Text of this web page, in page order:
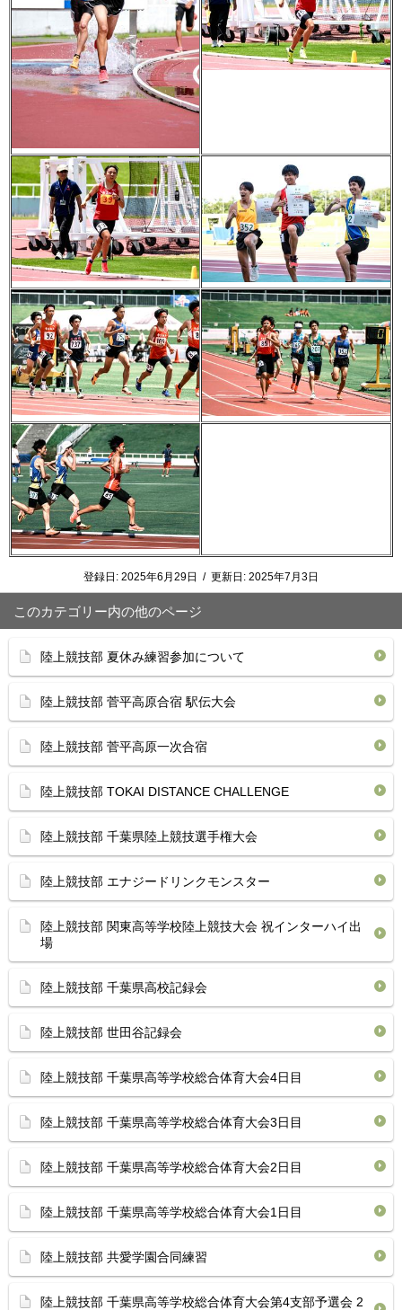
登録日: 2025年6月29日 / 更新日: 2025年7月3日
このカテゴリー内の他のページ
陸上競技部 夏休み練習参加について
陸上競技部 菅平高原合宿 駅伝大会
陸上競技部 菅平高原一次合宿
陸上競技部 TOKAI DISTANCE CHALLENGE
陸上競技部 千葉県陸上競技選手権大会
陸上競技部 エナジードリンクモンスター
陸上競技部 関東高等学校陸上競技大会 祝インターハイ出
場
陸上競技部 千葉県高校記録会
陸上競技部 世田谷記録会
陸上競技部 千葉県高等学校総合体育⁡大会4日目
陸上競技部 千葉県高等学校総合体育⁡大会3日目
陸上競技部 千葉県高等学校総合体育⁡大会2日目
陸上競技部 千葉県高等学校総合体育⁡大会1日目
陸上競技部 共愛学園合同練習
陸上競技部 千葉県高等学校総合体育⁡大会第4支部予選会 2